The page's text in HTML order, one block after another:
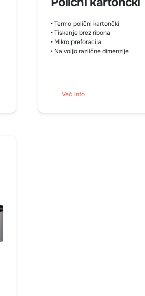
• Termo polični kartončki
• Tiskanje brez ribona
• Mikro preforacija
• Na voljo različne dimenzije
Več info